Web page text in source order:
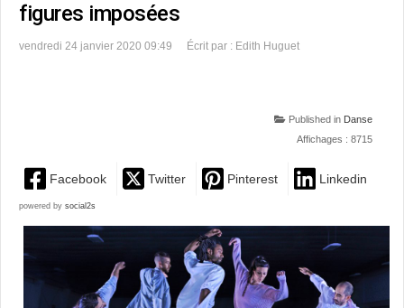
figures imposées
vendredi 24 janvier 2020 09:49 Écrit par : Edith Huguet
Published in Danse
Affichages : 8715
Facebook Twitter Pinterest Linkedin
powered by social2s